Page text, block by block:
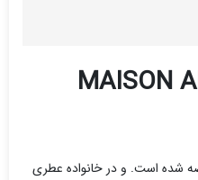
2023 به بازار عرضه شده است. و در خانواده عطری